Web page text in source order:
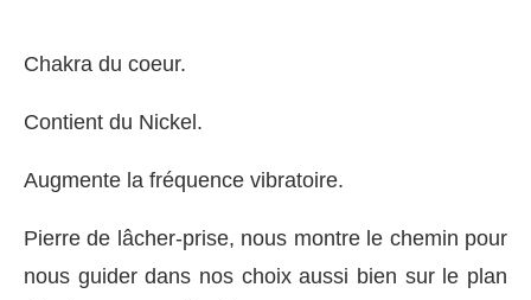
Chakra du coeur.
Contient du Nickel.
Augmente la fréquence vibratoire.
Pierre de lâcher-prise, nous montre le chemin pour
nous guider dans nos choix aussi bien sur le plan